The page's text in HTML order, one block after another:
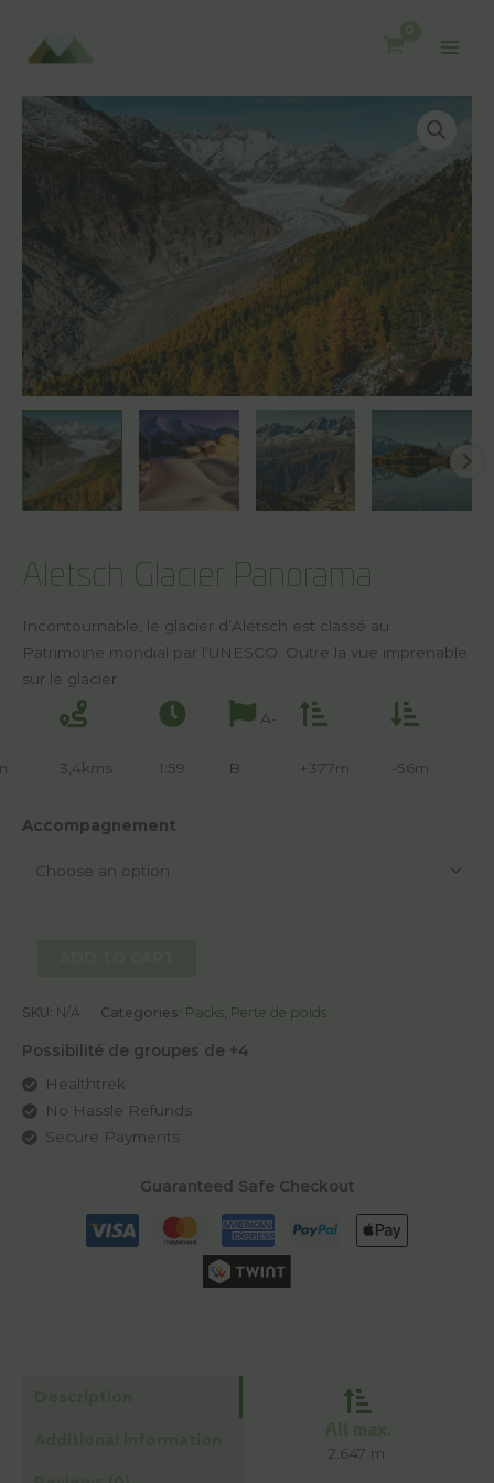
Aletsch Glacier Panorama
Incontournable, le glacier d’Aletsch est classé au
Patrimoine mondial par l’UNESCO. Outre la vue imprenable
sur le glacier.
3,4kms. 1:59
A-
B +377m -56m
Accompagnement
SKU: N/A Categories: Packs Perte de poids
Possibilité de groupes de +4
Healthtrek
No Hassle Refunds
Secure Payments
Guaranteed Safe Checkout
2.647 m.